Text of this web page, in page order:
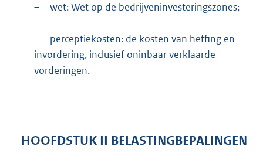
– wet: Wet op de bedrijveninvesteringszones;
–
perceptiekosten: de kosten van heffing en
invordering, inclusief oninbaar verklaarde
vorderingen.
HOOFDSTUK II BELASTINGBEPALINGEN